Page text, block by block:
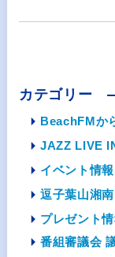
カテゴリー
BeachFMか
JAZZ LIVE
イベント情報
逗子葉山湘
プレゼント
番組審議会